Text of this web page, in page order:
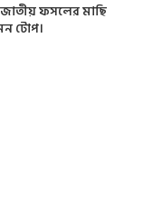
ফসলের মাছি
টোপ।